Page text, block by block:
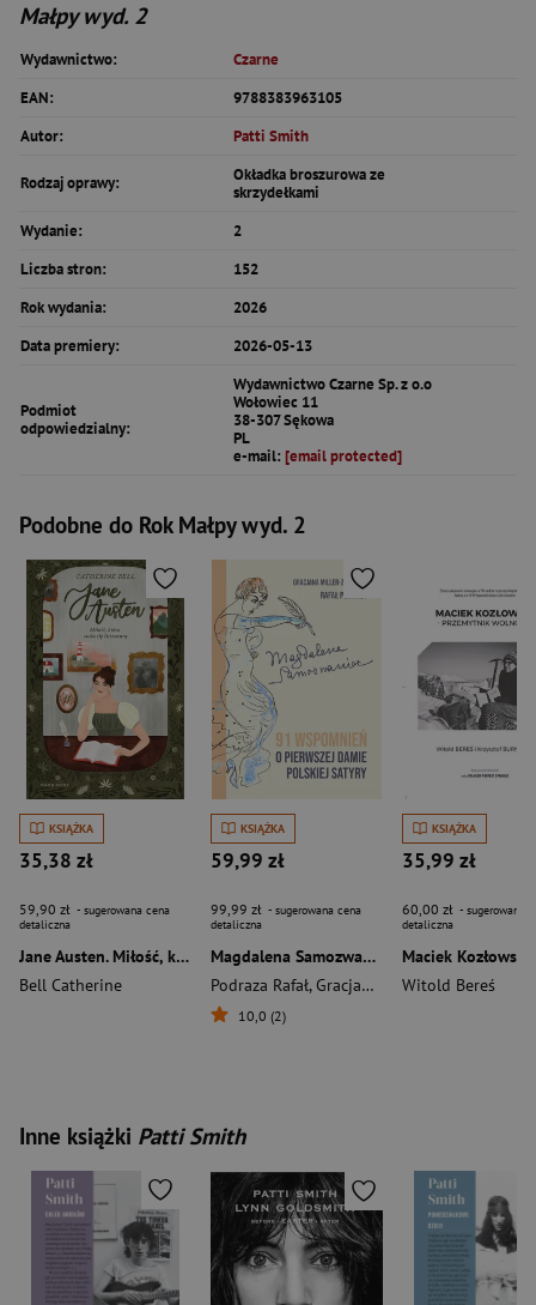
Małpy wyd. 2
Wydawnictwo:
Czarne
EAN:
9788383963105
Autor:
Patti Smith
Rodzaj oprawy:
Okładka broszurowa ze
skrzydełkami
Wydanie:
2
Liczba stron:
152
Rok wydania:
2026
Data premiery:
2026-05-13
Podmiot
odpowiedzialny:
Wydawnictwo Czarne Sp. z o.o
Wołowiec 11
38-307 Sękowa
PL
e-mail: [email protected]
Podobne do Rok Małpy wyd. 2
KSIĄŻKA
35,38 zł
59,90 zł - sugerowana cena
detaliczna
Jane Austen. Miłość, która stała się literaturą
Bell Catherine
KSIĄŻKA
59,99 zł
99,99 zł - sugerowana cena
detaliczna
Magdalena Samozwaniec. 91 wspomnień o pierwszej damie polskiej satyry
Podraza Rafał,Gracjana Miller-Zielińska
10,0 (2)
KSIĄŻKA
35,99 zł
60,00 zł - sugerowana
detaliczna
Witold Bereś
Inne książki Patti Smith